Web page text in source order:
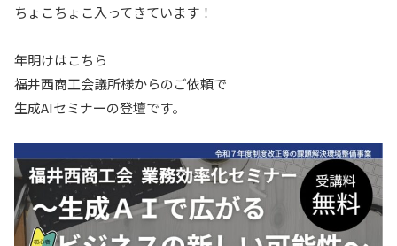
ちょこちょこ入ってきています！
年明けはこちら
福井西商工会議所様からのご依頼で
生成AIセミナーの登壇です。